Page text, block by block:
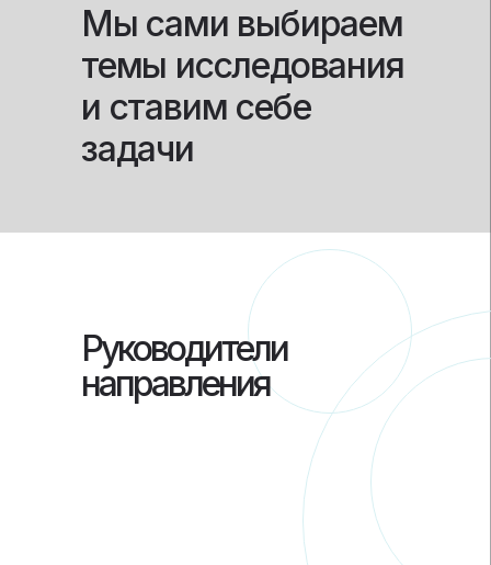
Мы сами выбираем
темы исследования
и ставим себе
задачи
Руководители
направления